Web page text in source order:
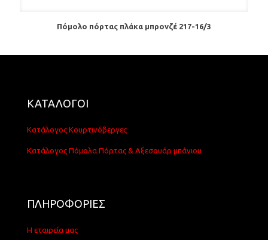
Πόμολο πόρτας πλάκα μπρονζέ 217-16/3
ΚΑΤΑΛΟΓΟΙ
Κατάλογος Κουρτινόβεργες
Κατάλογος Πόμολα Πόρτας & Αξεσουάρ μπάνιου
ΠΛΗΡΟΦΟΡΙΕΣ
Η εταιρεία μας